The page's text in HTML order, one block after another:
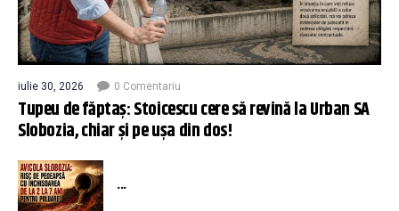
iulie 30, 2026 0 Comentariu
Tupeu de făptaș: Stoicescu cere să revină la Urban SA
Slobozia, chiar și pe ușa din dos!
...